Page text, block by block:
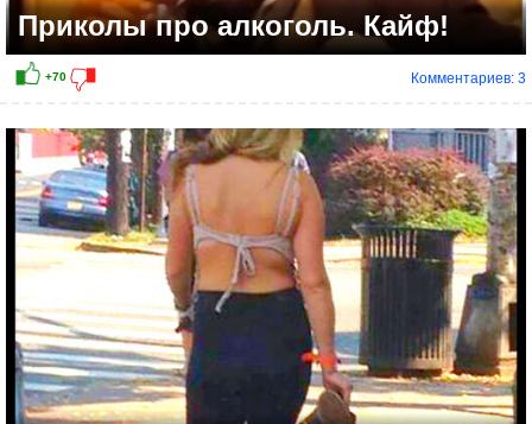
Приколы про алкоголь. Кайф!
Комментариев: 3